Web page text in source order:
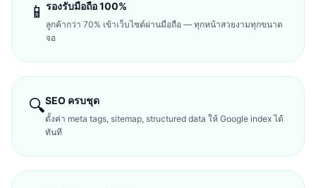
📱 รองรับมือถือ 100%
ลูกค้ากว่า 70% เข้าเว็บไซต์ผ่านมือถือ — ทุกหน้าสวยงามทุกขนาด
จอ
🔍SEO ครบชุด
ตั้งค่า meta tags, sitemap, structured data ให้ Google index ได้
ทันที